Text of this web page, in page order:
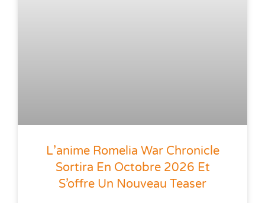
L’anime Romelia War Chronicle
Sortira En Octobre 2026 Et
S’offre Un Nouveau Teaser